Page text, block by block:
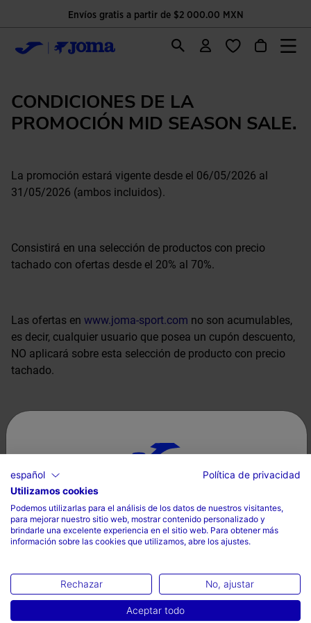
Envíos gratis a partir de $2 000.00 MXN
CONDICIONES DE LA
PROMOCIÓN MID SEASON SALE.
La promoción estará vigente desde el 06/05/2026 al
31/05/2026 (ambos incluidos).
Consistirá en una selección de productos con precio
tachado con ofertas desde el 20% al 70%.
Las ofertas en www.joma-sport.com no son acumulables,
es decir, cualquier usuario que posea un cupón descuento,
NO aplicará sobre esta selección de producto con precio
tachado.
SALE añadiendo el cupón EXTRASALES al finalizar tu
La promoción es exclusiva en la web oficial de JOMA
SPORT y se reserva el derecho a anularla o modificarla.
VER PRODUCTOS
Selecciona tu país e idioma
País
Idioma
Español
español
Política de privacidad
Utilizamos cookies
Podemos utilizarlas para el análisis de los datos de nuestros visitantes,
para mejorar nuestro sitio web, mostrar contenido personalizado y
brindarle una excelente experiencia en el sitio web. Para obtener más
información sobre las cookies que utilizamos, abre los ajustes.
Rechazar No, ajustar
Aceptar todo